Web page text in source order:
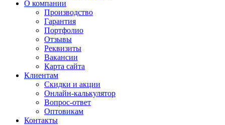
О компании
Производство
Гарантия
Портфолио
Отзывы
Реквизиты
Вакансии
Карта сайта
Клиентам
Скидки и акции
Онлайн-калькулятор
Вопрос-ответ
Оптовикам
Контакты